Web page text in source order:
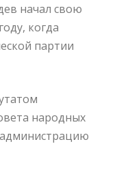
начал свою
когда
партии
народных
администрацию